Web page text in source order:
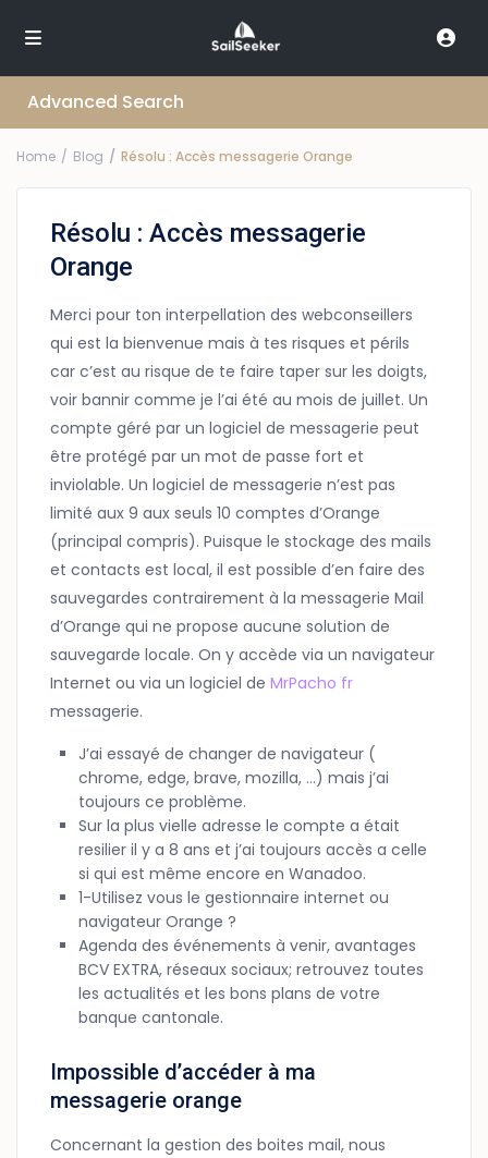
Advanced Search
Home Blog Résolu : Accès messagerie Orange
Résolu : Accès messagerie
Orange
Merci pour ton interpellation des webconseillers
qui est la bienvenue mais à tes risques et périls
car c’est au risque de te faire taper sur les doigts,
voir bannir comme je l’ai été au mois de juillet. Un
compte géré par un logiciel de messagerie peut
être protégé par un mot de passe fort et
inviolable. Un logiciel de messagerie n’est pas
limité aux 9 aux seuls 10 comptes d’Orange
(principal compris). Puisque le stockage des mails
et contacts est local, il est possible d’en faire des
sauvegardes contrairement à la messagerie Mail
d’Orange qui ne propose aucune solution de
sauvegarde locale. On y accède via un navigateur
Internet ou via un logiciel deMrPacho fr
messagerie.
J’ai essayé de changer de navigateur (
chrome, edge, brave, mozilla, …) mais j’ai
toujours ce problème.
Sur la plus vielle adresse le compte a était
resilier il y a 8 ans et j’ai toujours accès a celle
si qui est même encore en Wanadoo.
1-Utilisez vous le gestionnaire internet ou
navigateur Orange ?
Agenda des événements à venir, avantages
BCV EXTRA, réseaux sociaux; retrouvez toutes
les actualités et les bons plans de votre
banque cantonale.
Impossible d’accéder à ma
messagerie orange
Concernant la gestion des boites mail, nous